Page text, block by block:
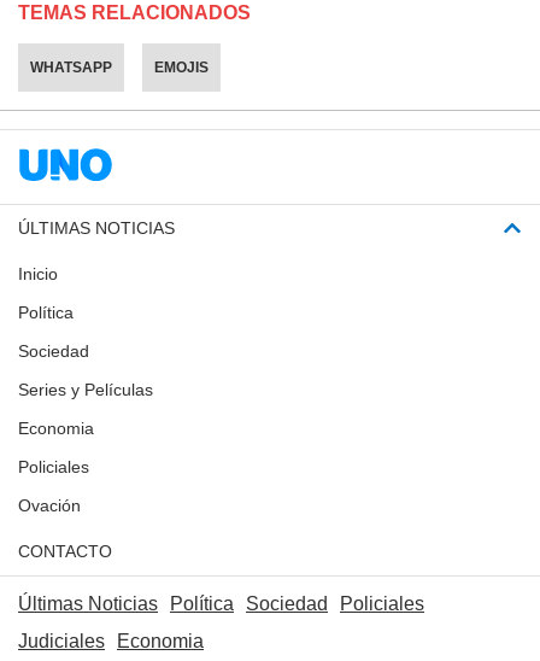
TEMAS RELACIONADOS
WHATSAPP EMOJIS
ÚLTIMAS NOTICIAS
Inicio
Política
Sociedad
Series y Películas
Economia
Policiales
Ovación
CONTACTO
Últimas Noticias Política Sociedad
Policiales
Judiciales
Economia